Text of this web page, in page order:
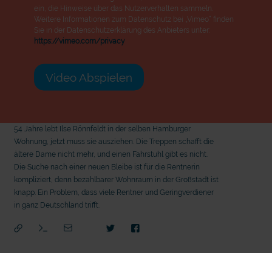
ein, die Hinweise über das Nutzerverhalten sammeln.
Weitere Informationen zum Datenschutz bei „Vimeo“ finden
Sie in der Datenschutzerklärung des Anbieters unter:
https://vimeo.com/privacy
Video Abspielen
54 Jahre lebt Ilse Rönnfeldt in der selben Hamburger
Wohnung, jetzt muss sie ausziehen. Die Treppen schafft die
ältere Dame nicht mehr, und einen Fahrstuhl gibt es nicht.
Die Suche nach einer neuen Bleibe ist für die Rentnerin
kompliziert, denn bezahlbarer Wohnraum in der Großstadt ist
knapp. Ein Problem, dass viele Rentner und Geringverdiener
in ganz Deutschland trifft.